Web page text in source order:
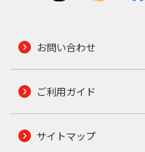
お問い合わせ
ご利用ガイド
サイトマップ